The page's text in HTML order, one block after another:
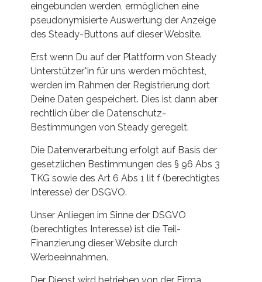
eingebunden werden, ermöglichen eine
pseudonymisierte Auswertung der Anzeige
des Steady-Buttons auf dieser Website.
Erst wenn Du auf der Plattform von Steady
Unterstützer*in für uns werden möchtest,
werden im Rahmen der Registrierung dort
Deine Daten gespeichert. Dies ist dann aber
rechtlich über die Datenschutz-
Bestimmungen von Steady geregelt.
Die Datenverarbeitung erfolgt auf Basis der
gesetzlichen Bestimmungen des § 96 Abs 3
TKG sowie des Art 6 Abs 1 lit f (berechtigtes
Interesse) der DSGVO.
Unser Anliegen im Sinne der DSGVO
(berechtigtes Interesse) ist die Teil-
Finanzierung dieser Website durch
Werbeeinnahmen.